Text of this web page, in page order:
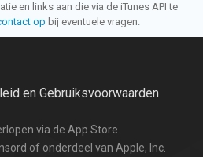
en links aan die via de iTunes API te
op bij eventuele vragen.
en Gebruiksvoorwaarden
via de App Store.
of onderdeel van Apple, Inc.